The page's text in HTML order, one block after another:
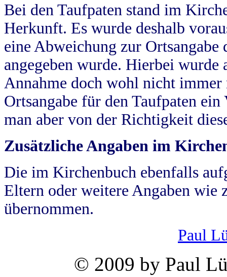
Bei den Taufpaten stand im
Herkunft. Es wurde deshalb
eine Abweichung zur
angegeben wurde. Hierbei wurde
Annahme doch wohl nicht
Ortsangabe für den Taufpaten
man aber von der Richtigkeit
Zusätzliche Angaben im
Die im Kirchenbuch ebenfalls
Eltern oder weitere Angaben wie
übernommen.
Paul
© 2009 by Paul